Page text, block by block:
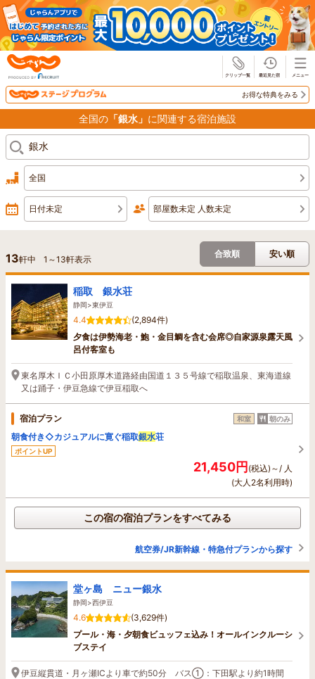
お得な特典をみる
全国の 「銀水」 に関連する宿泊施設
全国
日付未定 部屋数未定 人数未定
13軒中 1 ～13軒表示
合致順 安い順
稲取 銀水荘
静岡>東伊豆
4.4
(2,894件)
夕食は伊勢海老・鮑・金目鯛を含む会席◎自家源泉露天風
呂付客室も
東名厚木ＩＣ小田原厚木道路経由国道１３５号線で稲取温泉、東海道線
又は踊子・伊豆急線で伊豆稲取へ
宿泊プラン 和室 朝のみ
朝食付き◇カジュアルに寛ぐ稲取銀水荘
ポイントUP
21,450円(税込)～/ 人
(大人2名利用時)
この宿の宿泊プランをすべてみる
航空券/JR新幹線・特急付プランから探す
堂ヶ島 ニュー銀水
静岡>西伊豆
4.6
(3,629件)
プール・海・夕朝食ビュッフェ込み！オールインクルーシ
ブステイ
伊豆縦貫道・月ヶ瀬ICより車で約50分 バス①：下田駅より約1時間